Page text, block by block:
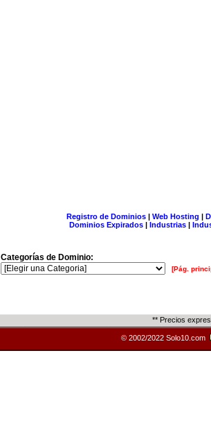
Registro de Dominios| Web Hosting |
Dominios Expirados | Industrias |
Categorías de Dominio:
[Pág.
** Precios
© 2002/2022 Solo10.com